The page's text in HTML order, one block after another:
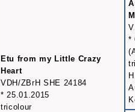
Etu from my Little Crazy
Heart
VDH/ZBrH SHE 24184
* 25.01.2015
tricolour
*